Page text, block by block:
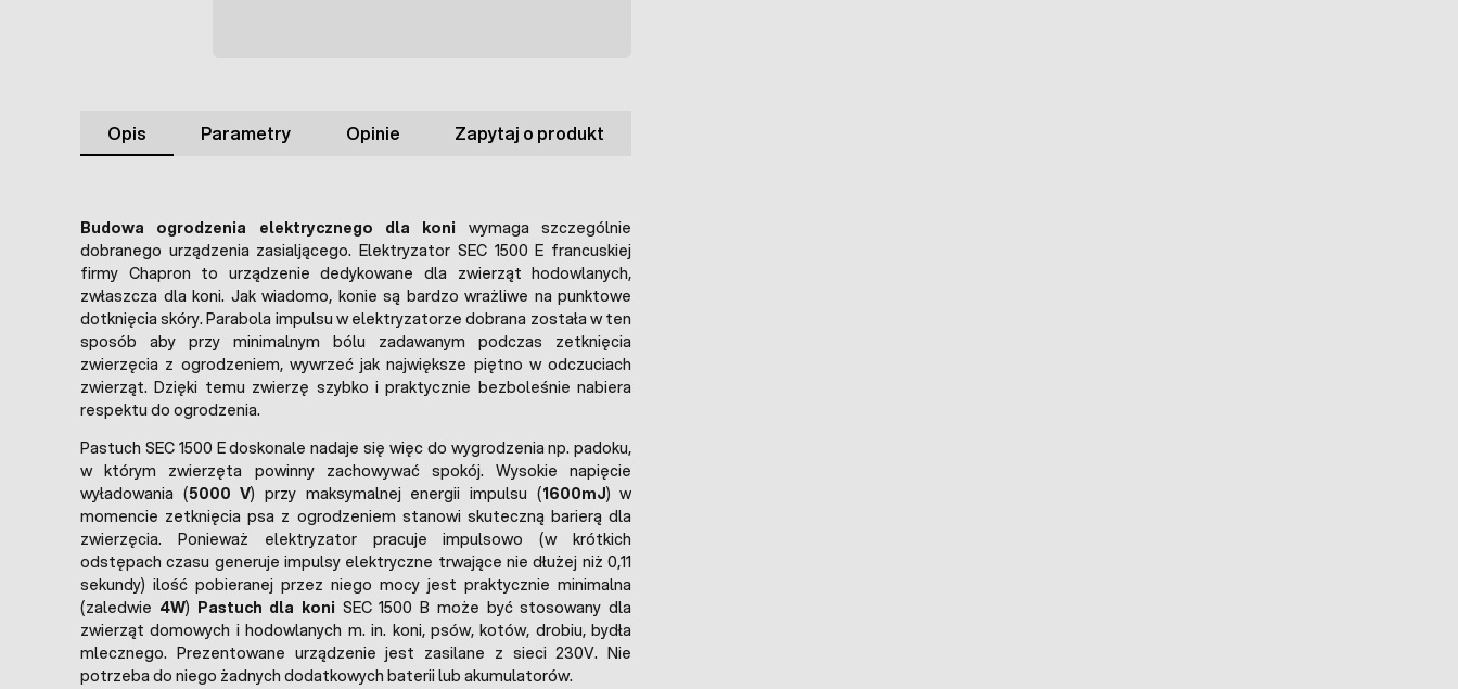
Opis Parametry Opinie Zapytaj o produkt
Budowa ogrodzenia elektrycznego dla koni wymaga szczególnie
dobranego urządzenia zasialjącego. Elektryzator SEC 1500 E francuskiej
firmy Chapron to urządzenie dedykowane dla zwierząt hodowlanych,
zwłaszcza dla koni. Jak wiadomo, konie są bardzo wrażliwe na punktowe
dotknięcia skóry. Parabola impulsu w elektryzatorze dobrana została w ten
sposób aby przy minimalnym bólu zadawanym podczas zetknięcia
zwierzęcia z ogrodzeniem, wywrzeć jak największe piętno w odczuciach
zwierząt. Dzięki temu zwierzę szybko i praktycznie bezboleśnie nabiera
respektu do ogrodzenia.
Pastuch SEC 1500 E doskonale nadaje się więc do wygrodzenia np. padoku,
w którym zwierzęta powinny zachowywać spokój. Wysokie napięcie
wyładowania (5000 V) przy maksymalnej energii impulsu (1600mJ) w
momencie zetknięcia psa z ogrodzeniem stanowi skuteczną barierą dla
zwierzęcia. Ponieważ elektryzator pracuje impulsowo (w krótkich
odstępach czasu generuje impulsy elektryczne trwające nie dłużej niż 0,11
sekundy) ilość pobieranej przez niego mocy jest praktycznie minimalna
(zaledwie 4W) Pastuch dla koni SEC 1500 B może być stosowany dla
zwierząt domowych i hodowlanych m. in. koni, psów, kotów, drobiu, bydła
mlecznego. Prezentowane urządzenie jest zasilane z sieci 230V. Nie
potrzeba do niego żadnych dodatkowych baterii lub akumulatorów.